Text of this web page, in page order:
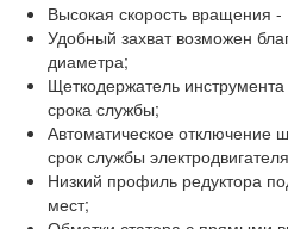
Высокая скорость вращения
Удобный захват возможен
диаметра;
Щеткодержатель
срока службы;
Автоматическое отключение
срок службы
Низкий профиль редуктора
мест;